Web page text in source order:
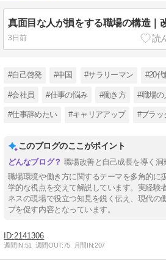
3日前
#自己啓発 #中国 #サラリーマン #20
#会社員 #仕事の悩み #働き方 #職場
#仕事辞めたい #キャリアアップ #ブラッ
このブログのここがポイント
職場改善と自己成長を導く洞
職場環境や働き方に関するテーマを多角的に
学的な視点を交えて解説しています。実経験
ネスの現場で役立つ知見を鋭く伝え、現代の
プを促す内容となっています。
2141306
週間IN:51 週間OUT:75 月間IN:207